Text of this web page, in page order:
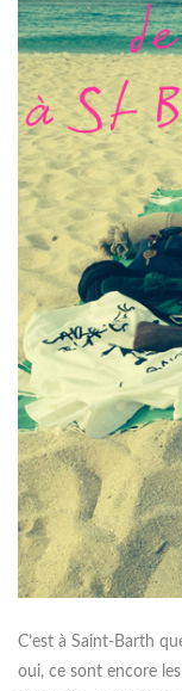
C’est à Saint-Barth
oui, ce sont encore